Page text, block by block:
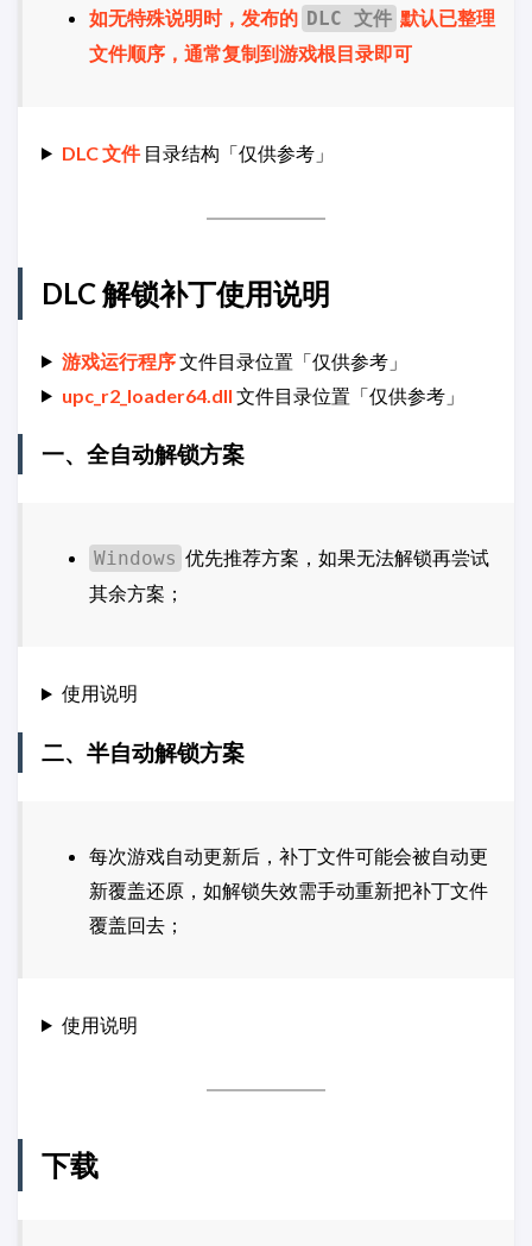
如无特殊说明时，发布的 DLC 文件 默认已整理
文件顺序，通常复制到游戏根目录即可
DLC 文件目录结构「仅供参考」
DLC 解锁补丁使用说明
游戏运行程序文件目录位置「仅供参考」
upc_r2_loader64.dll 文件目录位置「仅供参考」
一、全自动解锁方案
Windows 优先推荐方案，如果无法解锁再尝试
其余方案；
使用说明
二、半自动解锁方案
每次游戏自动更新后，补丁文件可能会被自动更
新覆盖还原，如解锁失效需手动重新把补丁文件
覆盖回去；
使用说明
下载